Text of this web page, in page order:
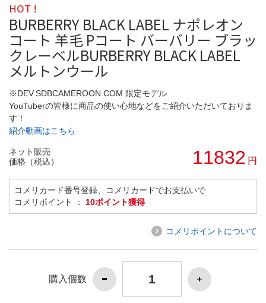
HOT !
BURBERRY BLACK LABEL ナポレオン
コート 羊毛 Pコート バーバリー ブラッ
クレーベルBURBERRY BLACK LABEL
メルトンウール
※DEV.SDBCAMEROON.COM 限定モデル
YouTuberの皆様に商品の使い心地などをご紹介いただいておりま
す！
紹介動画はこちら
ネット販売
価格（税込）
11832 円
コメリカード番号登録、コメリカードでお支払いで
コメリポイント ： 10ポイント獲得
コメリポイントについて
購入個数